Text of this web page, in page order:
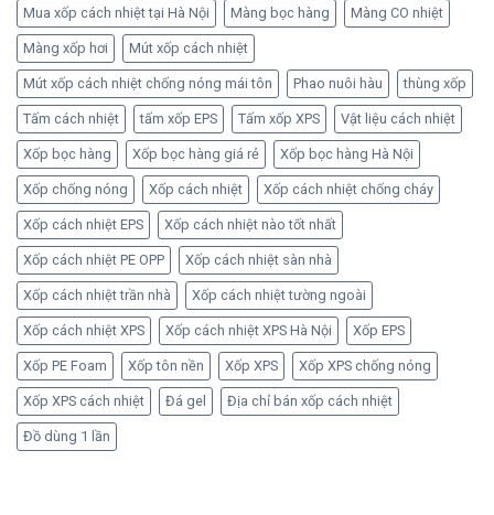
Mua xốp cách nhiệt tại Hà Nội Màng bọc hàng Màng CO nhiệt
Màng xốp hơi Mút xốp cách nhiệt
Mút xốp cách nhiệt chống nóng mái tôn Phao nuôi hàu thùng xốp
Tấm cách nhiệt tấm xốp EPS Tấm xốp XPS Vật liệu cách nhiệt
Xốp bọc hàng Xốp bọc hàng giá rẻ Xốp bọc hàng Hà Nội
Xốp chống nóng Xốp cách nhiệt Xốp cách nhiệt chống cháy
Xốp cách nhiệt EPS Xốp cách nhiệt nào tốt nhất
Xốp cách nhiệt PE OPP Xốp cách nhiệt sàn nhà
Xốp cách nhiệt trần nhà Xốp cách nhiệt tường ngoài
Xốp cách nhiệt XPS Xốp cách nhiệt XPS Hà Nội Xốp EPS
Xốp PE Foam Xốp tôn nền Xốp XPS Xốp XPS chống nóng
Xốp XPS cách nhiệt Đá gel Địa chỉ bán xốp cách nhiệt
Đồ dùng 1 lần